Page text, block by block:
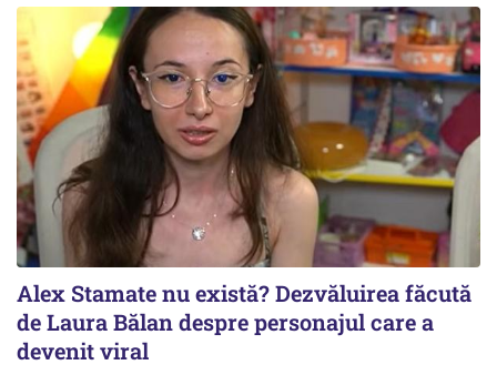
Alex Stamate nu există? Dezvăluirea făcută
de Laura Bălan despre personajul care a
devenit viral